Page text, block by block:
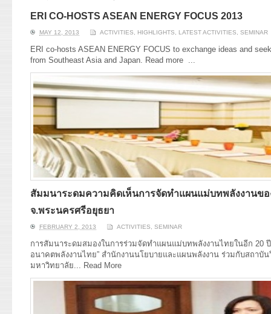
ERI CO-HOSTS ASEAN ENERGY FOCUS 2013
MAY 12, 2013 ACTIVITIES, HIGHLIGHTS, LATEST ACTIVITIES, SEMINAR
ERI co-hosts ASEAN ENERGY FOCUS to exchange ideas and
from Southeast Asia and Japan. Read more ...
สัมมนาระดมความคิดเห็นการจัดทำแผนแม่บทพลังงานขอ
จ.พระนครศรีอยุธยา
FEBRUARY 2, 2013 ACTIVITIES SEMINAR
การสัมนาระดมสมองในการร่วมจัดทำแผนแม่บทพลังงานไทยในอีก 20 ปี
อนาคตพลังงานไทย” สำนักงานนโยบายและแผนพลังงาน ร่วมกับสถาบั
มหาวิทยาลัย...
Read More